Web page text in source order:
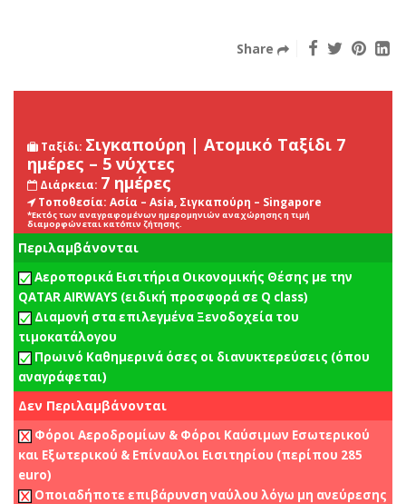
Share
Ταξίδι: Σιγκαπούρη | Ατομικό Ταξίδι 7
ημέρες – 5 νύχτες
Διάρκεια: 7 ημέρες
Τοποθεσία: Ασία – Asia, Σιγκαπούρη – Singapore
*Εκτός των αναγραφομένων ημερομηνιών αναχώρησης η τιμή
διαμορφώνεται κατόπιν ζήτησης.
Περιλαμβάνονται
Αεροπορικά Εισιτήρια Οικονομικής Θέσης με την
QATAR AIRWAYS (ειδική προσφορά σε Q class)
Διαμονή στα επιλεγμένα Ξενοδοχεία του
τιμοκατάλογου
Πρωινό Καθημερινά όσες οι διανυκτερεύσεις (όπου
αναγράφεται)
Δεν Περιλαμβάνονται
Φόροι Αεροδρομίων & Φόροι Καύσιμων Εσωτερικού
και Εξωτερικού & Επίναυλοι Εισιτηρίου (περίπου 285
euro)
Οποιαδήποτε επιβάρυνση ναύλου λόγω μη ανεύρεσης